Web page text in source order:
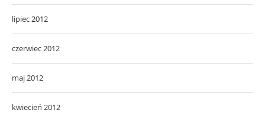
lipiec 2012
czerwiec 2012
maj 2012
kwiecień 2012